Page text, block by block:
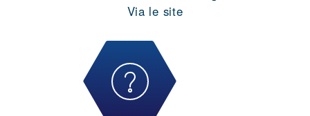
Via le site